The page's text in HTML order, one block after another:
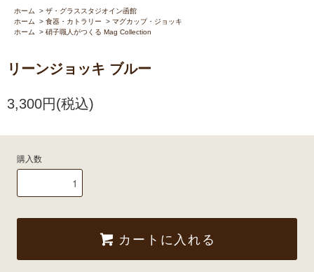
ホーム > ザ・グラススタジオイン函館
ホーム
> 食器・カトラリー > マグカップ・ジョッキ
ホーム
> 硝子職人がつくる Mag Collection
リーンジョッキ ブルー
3,300円(税込)
購入数
カートに入れる